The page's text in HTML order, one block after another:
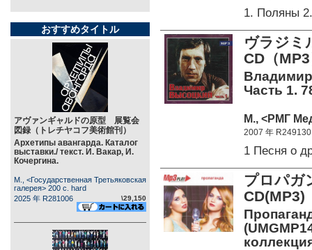
おすすめタイトル
アヴァンギャルドの原型 展覧会
図録（トレチヤコフ美術館刊）
Архетипы авангарда. Каталог
выставки./ текст. И. Вакар, И.
Кочергина.
М., <Государственная Третьяковская
галерея> 200 c. hard
2025 年 R281006
\29,150
1. Поляны
ヴラジ
CD（
Часть 1.
М., <РМГ
2007 年 R249130
1 Песня о
プロパガ